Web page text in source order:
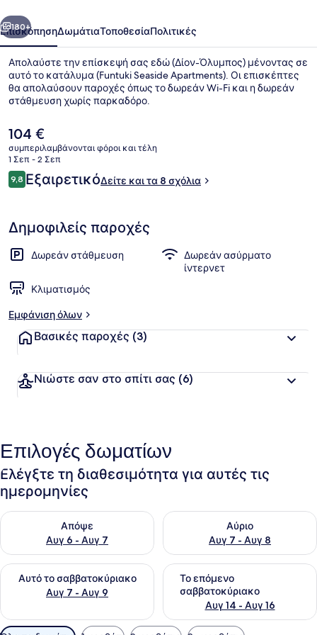
Πρόσοψη καταλύματος -
Επόμενο
180+
ΕπισκόπησηΔωμάτιαΤοποθεσίαΠολιτικές
Απολαύστε την επίσκεψή σας εδώ (Δίον-Όλυμπος) μένοντας σε
αυτό το κατάλυμα (Funtuki Seaside Apartments). Οι επισκέπτες
θα απολαύσουν παροχές όπως το δωρεάν Wi-Fi και η δωρεάν
στάθμευση χωρίς παρκαδόρο.
Η
τρέχουσα
τιμή
είναι
104 €
104 €
συμπεριλαμβάνονται φόροι και τέλη
1 Σεπ - 2 Σεπ
Σχόλια
9,89,8 στα 10
ΕξαιρετικόΔείτε και τα 8 σχόλια
Δημοφιλείς παροχές
Δωρεάν στάθμευση
Δωρεάν ασύρματο
ίντερνετ
Κλιματισμός
Εμφάνιση όλων
Βασικές παροχές (3)
Νιώστε σαν στο σπίτι σας (6)
Επιλογές δωματίων
Ελέγξτε τη διαθεσιμότητα για αυτές τις
ημερομηνίες
Απόψε
Αυγ 6 - Αυγ 7
Έλεγχος διαθεσιμότητας για απόψε Αυγ 6 - Αυγ 7
Αύριο
Αυγ 7 - Αυγ 8
Έλεγχος διαθεσιμότητας
Αυτό το σαββατοκύριακο
Αυγ 7 - Αυγ 9
Έλεγχος διαθεσιμότητας για αυτό το σαββατοκύριακο
Το επόμενο
σαββατοκύριακο
Αυγ 14 - Αυγ 16
Έλεγχος διαθεσιμότητας